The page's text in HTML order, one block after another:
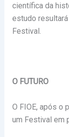
científica da
estudo
Festival.
O FUTURO
O FIOE, após o
um Festival em